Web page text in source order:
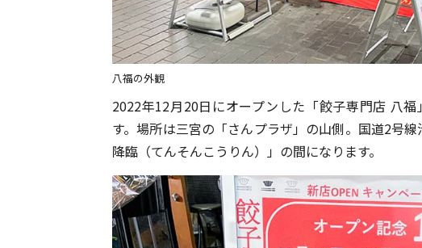
八福の外観
2022年12月20日にオープンした「餃子専門店 八
す。場所は三宮の「さんプラザ」の山側。国道2号
降臨（てんそんこうりん）」の間になります。